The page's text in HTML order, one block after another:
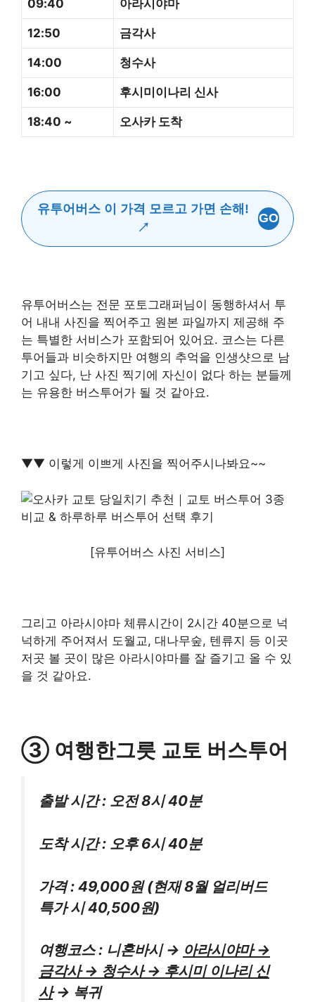
09:40 아라시야마
12:50 금각사
14:00 청수사
16:00 후시미이나리 신사
18:40 ~ 오사카 도착
유투어버스 이 가격 모르고 가면 손해!
↗
GO
유투어버스는 전문 포토그래퍼님이 동행하셔서 투
어 내내 사진을 찍어주고 원본 파일까지 제공해 주
는 특별한 서비스가 포함되어 있어요. 코스는 다른
투어들과 비슷하지만 여행의 추억을 인생샷으로 남
기고 싶다, 난 사진 찍기에 자신이 없다 하는 분들께
는 유용한 버스투어가 될 것 같아요.
▼▼ 이렇게 이쁘게 사진을 찍어주시나봐요~~
[유투어버스 사진 서비스]
그리고 아라시야마 체류시간이 2시간 40분으로 넉
넉하게 주어져서 도월교, 대나무숲, 텐류지 등 이곳
저곳 볼 곳이 많은 아라시야마를 잘 즐기고 올 수 있
을 것 같아요.
③ 여행한그릇 교토 버스투어
출발 시간 : 오전 8시 40분
도착 시간 : 오후 6시 40분
가격 : 49,000원 (현재 8월 얼리버드
특가 시 40,500원)
여행코스 : 니혼바시 → 아라시야마 →
금각사 → 청수사 → 후시미 이나리 신
사→ 복귀